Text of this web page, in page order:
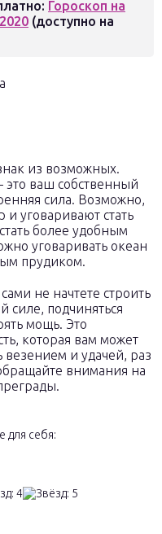
Гороскоп на
(доступно на
из возможных.
ваш собственный
сила. Возможно,
и уговаривают стать
более удобным
уговаривать океан
прудиком.
не начтете строить
силе, подчиняться
мощь. Это
которая вам может
везением и удачей, раз
внимания на
для себя: